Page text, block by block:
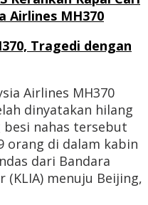
Airlines MH370
Tragedi dengan
Airlines MH370
dinyatakan hilang
besi nahas tersebut
orang di dalam kabin
dari Bandara
(KLIA) menuju Beijing,